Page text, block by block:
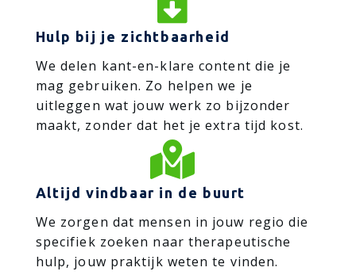
Hulp bij je zichtbaarheid
We delen kant-en-klare content die je
mag gebruiken. Zo helpen we je
uitleggen wat jouw werk zo bijzonder
maakt, zonder dat het je extra tijd kost.

Altijd vindbaar in de buurt
We zorgen dat mensen in jouw regio die
specifiek zoeken naar therapeutische
hulp, jouw praktijk weten te vinden.